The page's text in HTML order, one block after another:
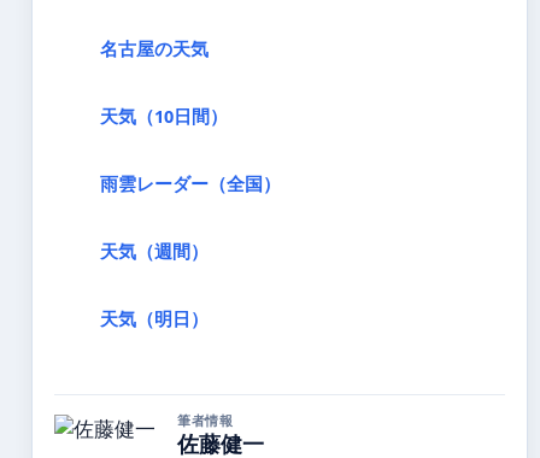
名古屋の天気
天気（10日間）
雨雲レーダー（全国）
天気（週間）
天気（明日）
筆者情報
佐藤健一